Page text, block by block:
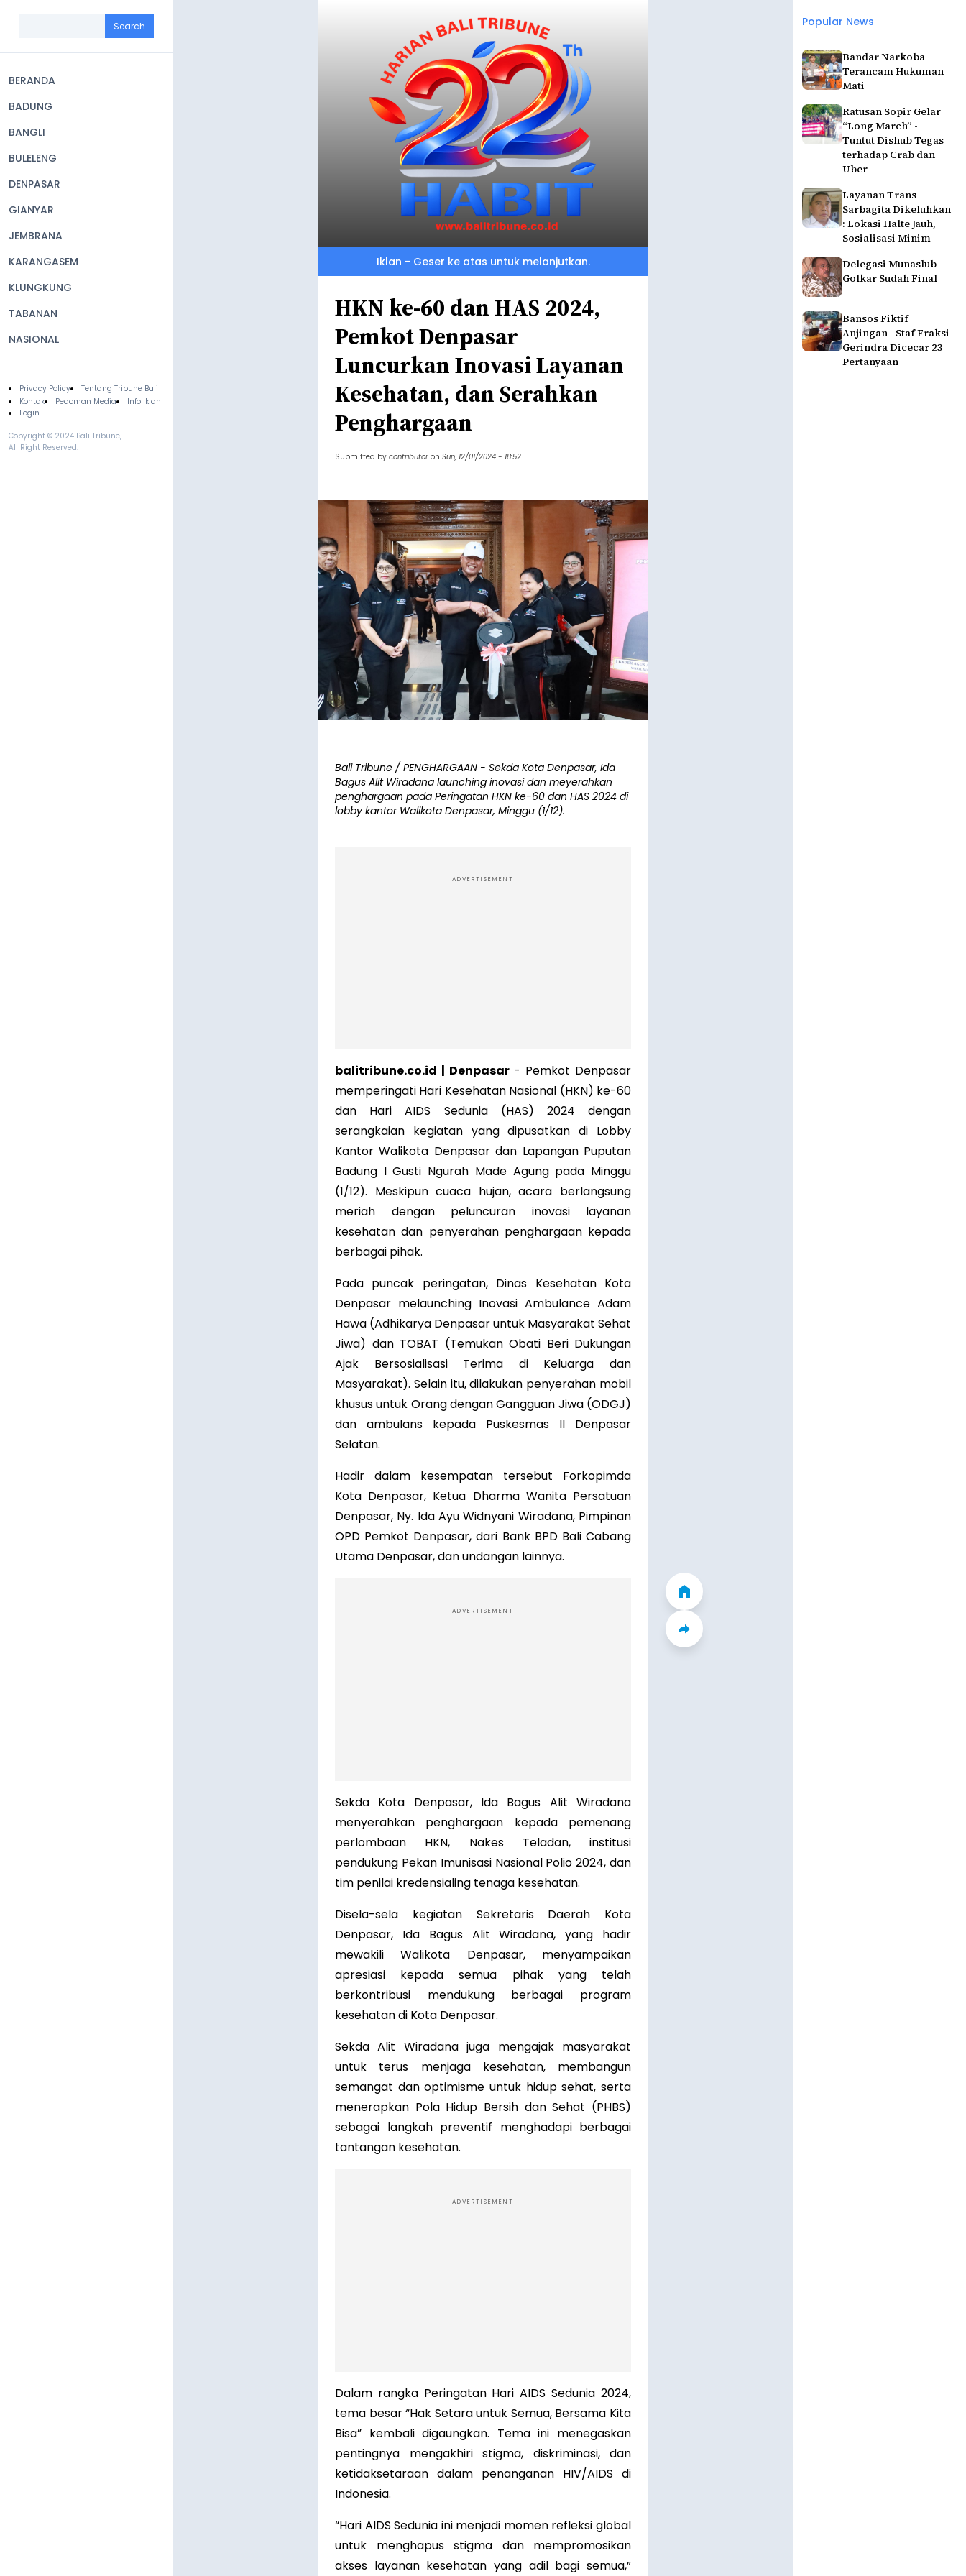
navigation
BERANDA
BADUNG
BANGLI
BULELENG
DENPASAR
GIANYAR
JEMBRANA
KARANGASEM
KLUNGKUNG
TABANAN
NASIONAL
Footer
Privacy Policy
Tentang Tribune Bali
Kontak
Pedoman Media
Info Iklan
Login
Copyright © 2024 Bali Tribune,
All Right Reserved.
Popular News
Bandar Narkoba
Terancam Hukuman
Mati
Ratusan Sopir Gelar
“Long March” -
Tuntut Dishub Tegas
terhadap Crab dan
Uber
Layanan Trans
Sarbagita Dikeluhkan
: Lokasi Halte Jauh,
Sosialisasi Minim
Delegasi Munaslub
Golkar Sudah Final
Bansos Fiktif
Anjingan - Staf Fraksi
Gerindra Dicecar 23
Pertanyaan
Iklan - Geser ke atas untuk melanjutkan.
HKN ke-60 dan HAS 2024,
Pemkot Denpasar
Luncurkan Inovasi Layanan
Kesehatan, dan Serahkan
Penghargaan
Submitted by contributor on Sun, 12/01/2024 - 18:52
Bali Tribune / PENGHARGAAN - Sekda Kota Denpasar, Ida
Bagus Alit Wiradana launching inovasi dan meyerahkan
penghargaan pada Peringatan HKN ke-60 dan HAS 2024 di
lobby kantor Walikota Denpasar, Minggu (1/12).
ADVERTISEMENT
balitribune.co.id | Denpasar- Pemkot Denpasar
memperingati Hari Kesehatan Nasional (HKN) ke-60
dan Hari AIDS Sedunia (HAS) 2024 dengan
serangkaian kegiatan yang dipusatkan di Lobby
Kantor Walikota Denpasar dan Lapangan Puputan
Badung I Gusti Ngurah Made Agung pada Minggu
(1/12). Meskipun cuaca hujan, acara berlangsung
meriah dengan peluncuran inovasi layanan
kesehatan dan penyerahan penghargaan kepada
berbagai pihak.
Pada puncak peringatan, Dinas Kesehatan Kota
Denpasar melaunching Inovasi Ambulance Adam
Hawa (Adhikarya Denpasar untuk Masyarakat Sehat
Jiwa) dan TOBAT (Temukan Obati Beri Dukungan
Ajak Bersosialisasi Terima di Keluarga dan
Masyarakat). Selain itu, dilakukan penyerahan mobil
khusus untuk Orang dengan Gangguan Jiwa (ODGJ)
dan ambulans kepada Puskesmas II Denpasar
Selatan.
Hadir dalam kesempatan tersebut Forkopimda
Kota Denpasar, Ketua Dharma Wanita Persatuan
Denpasar, Ny. Ida Ayu Widnyani Wiradana, Pimpinan
OPD Pemkot Denpasar, dari Bank BPD Bali Cabang
Utama Denpasar, dan undangan lainnya.
ADVERTISEMENT
Sekda Kota Denpasar, Ida Bagus Alit Wiradana
menyerahkan penghargaan kepada pemenang
perlombaan HKN, Nakes Teladan, institusi
pendukung Pekan Imunisasi Nasional Polio 2024, dan
tim penilai kredensialing tenaga kesehatan.
Disela-sela kegiatan Sekretaris Daerah Kota
Denpasar, Ida Bagus Alit Wiradana, yang hadir
mewakili Walikota Denpasar, menyampaikan
apresiasi kepada semua pihak yang telah
berkontribusi mendukung berbagai program
kesehatan di Kota Denpasar.
Sekda Alit Wiradana juga mengajak masyarakat
untuk terus menjaga kesehatan, membangun
semangat dan optimisme untuk hidup sehat, serta
menerapkan Pola Hidup Bersih dan Sehat (PHBS)
sebagai langkah preventif menghadapi berbagai
tantangan kesehatan.
ADVERTISEMENT
Dalam rangka Peringatan Hari AIDS Sedunia 2024,
tema besar “Hak Setara untuk Semua, Bersama Kita
Bisa” kembali digaungkan. Tema ini menegaskan
pentingnya mengakhiri stigma, diskriminasi, dan
ketidaksetaraan dalam penanganan HIV/AIDS di
Indonesia.
“Hari AIDS Sedunia ini menjadi momen refleksi global
untuk menghapus stigma dan mempromosikan
akses layanan kesehatan yang adil bagi semua,”